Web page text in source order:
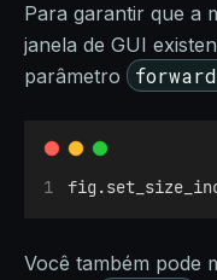
Para garantir que a
janela de GUI
parâmetro
Você também pode